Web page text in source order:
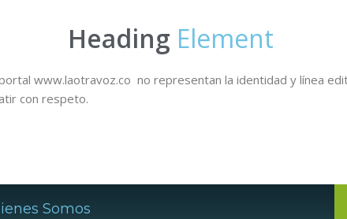
Heading Element
www.laotravoz.co no representan la identidad y línea
con respeto.
Somos